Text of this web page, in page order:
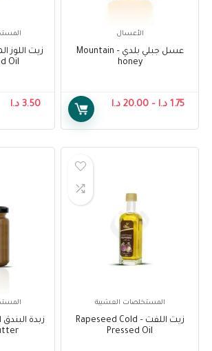
الأعسال
عسل جبلي بلدي – Mountain
honey
1.75 د.ا –
20.00 د.ا
Oil
3.50 د.ا
المستخلصات العشبية
زيت اللفت – Rapeseed Cold
Pressed Oil